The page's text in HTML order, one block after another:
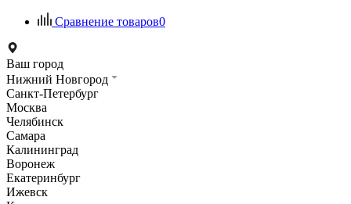
Сравнение товаров0
Ваш город
Нижний Новгород
Санкт-Петербург
Москва
Челябинск
Самара
Калининград
Воронеж
Екатеринбург
Ижевск